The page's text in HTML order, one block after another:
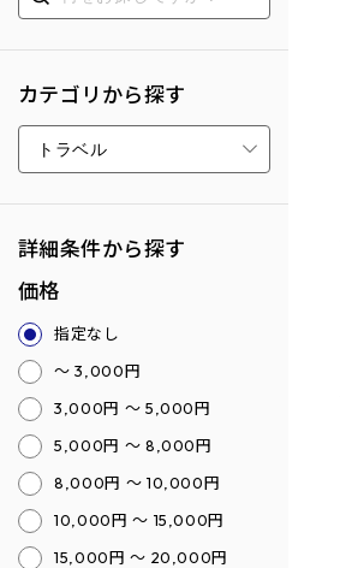
カテゴリから探す
詳細条件から探す
価格
指定なし
～ 3,000円
3,000円 ～ 5,000円
5,000円 ～ 8,000円
8,000円 ～ 10,000円
10,000円 ～ 15,000円
15,000円 ～ 20,000円